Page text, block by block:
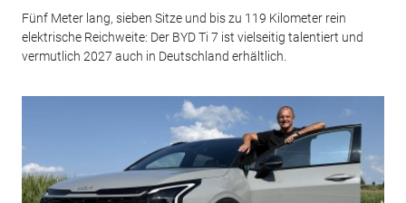
Fünf Meter lang, sieben Sitze und bis zu 119 Kilometer rein
elektrische Reichweite: Der BYD Ti 7 ist vielseitig talentiert und
vermutlich 2027 auch in Deutschland erhältlich.